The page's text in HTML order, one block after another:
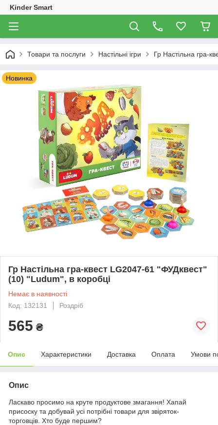
Kinder Smart
Товари та послуги Настільні ігри Гр Настільна гра-
Новинка
Гр Настільна гра-квест LG2047-61 "ФУДквест"
(10) "Ludum", в коробці
Немає в наявності
Код: 132131
Роздріб
565 ₴
Опис Характеристики Доставка Оплата Умови
Опис
Ласкаво просимо на круте продуктове змагання! Хапай
присоску та добувай усі потрібні товари для звіряток-
торговців. Хто буде першим?